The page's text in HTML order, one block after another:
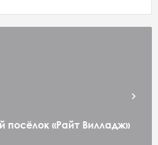
посёлок «Райт Вилладж»